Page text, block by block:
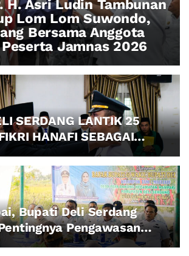
H. Asri Ludin Tambunan
Lom Lom Suwondo,
Bersama Anggota
Jamnas 2026
SERDANG LANTIK 25
HANAFI SEBAGAI
PURBA
Bupati Deli Serdang
Pengawasan
Bersubsidi